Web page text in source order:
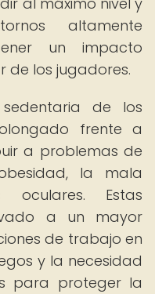
altamente
un impacto
de los jugadores.
de los
frente a
a problemas de
la mala
Estas
a un mayor
de trabajo en
y la necesidad
para proteger la